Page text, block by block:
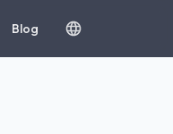
Blog